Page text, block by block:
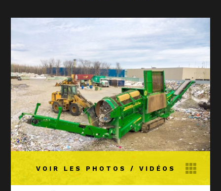
VOIR LES PHOTOS / VIDÉOS